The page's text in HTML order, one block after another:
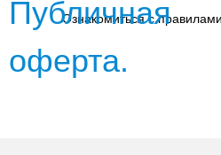
Ознакомиться с